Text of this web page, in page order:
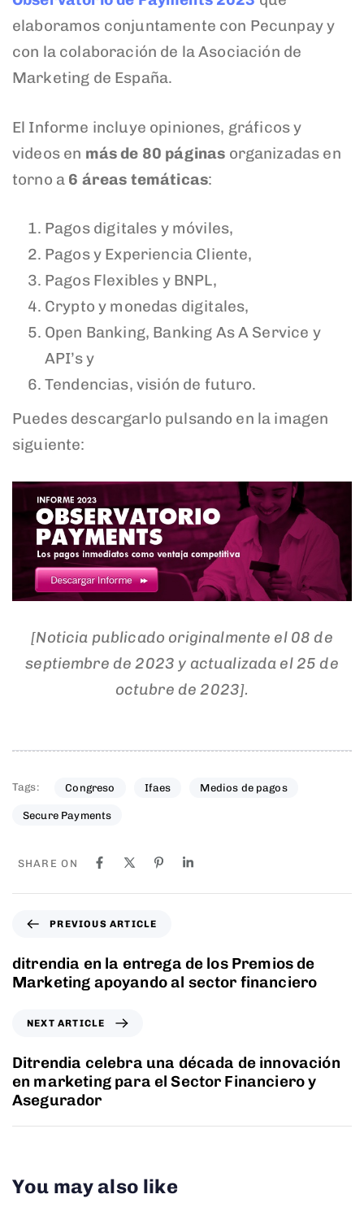
elaboramos conjuntamente con Pecunpay y
con la colaboración de la Asociación de
Marketing de España.
El Informe incluye opiniones, gráficos y
videos en más de 80 páginas organizadas en
torno a 6 áreas temáticas:
Pagos digitales y móviles,
Pagos y Experiencia Cliente,
Pagos Flexibles y BNPL,
Crypto y monedas digitales,
Open Banking, Banking As A Service y
API’s y
Tendencias, visión de futuro.
Puedes descargarlo pulsando en la imagen
siguiente:
[Noticia publicado originalmente el 08 de
septiembre de 2023 y actualizada el 25 de
octubre de 2023].
Tags: Congreso Ifaes Medios de pagos
Secure Payments
SHARE ON
PREVIOUS ARTICLE
ditrendia en la entrega de los Premios de
Marketing apoyando al sector financiero
NEXT ARTICLE
Ditrendia celebra una década de innovación
en marketing para el Sector Financiero y
Asegurador
You may also like